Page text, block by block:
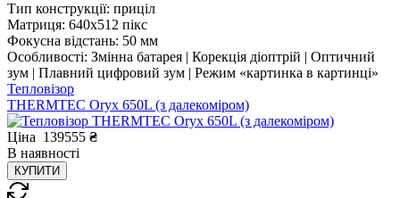
Тип конструкції: приціл
Матриця: 640x512 пікс
Фокусна відстань: 50 мм
Особливості: Змінна батарея | Корекція діоптрій | Оптичний
зум | Плавний цифровий зум | Режим «картинка в картинці»
Тепловізор
THERMTEC Oryx 650L (з далекоміром)
Ціна 139555 ₴
В наявності
КУПИТИ